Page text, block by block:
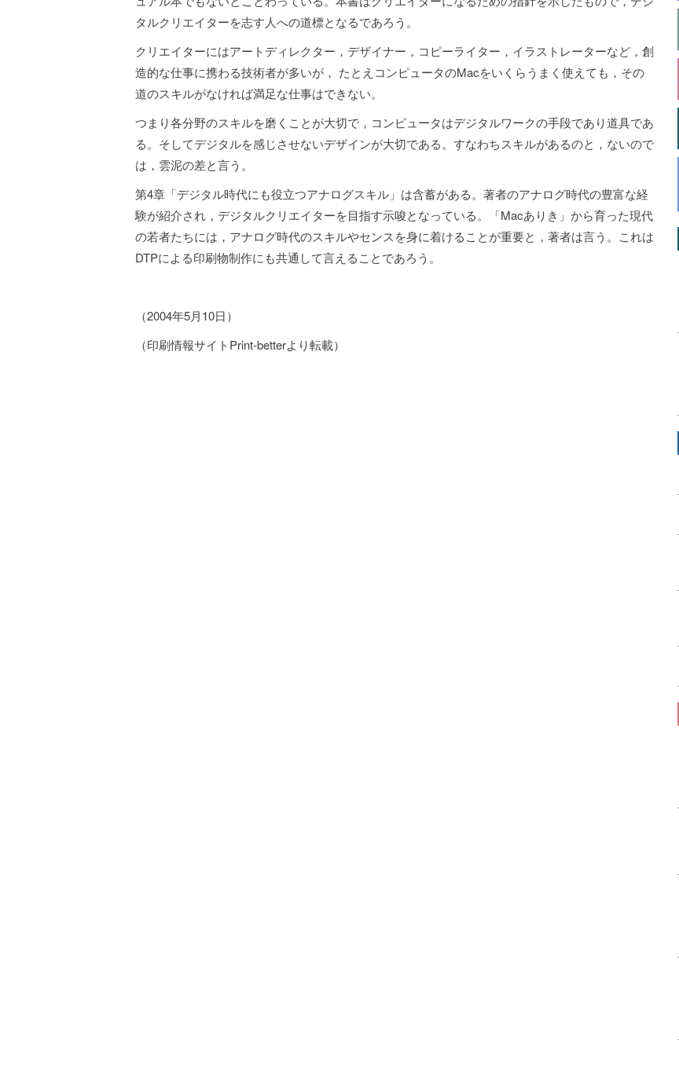
タルクリエイターを志す人への道標となるであろう。
クリエイターにはアートディレクター，デザイナー，コピーライター，イラストレーターなど，創
造的な仕事に携わる技術者が多いが， たとえコンピュータのMacをいくらうまく使えても，その
道のスキルがなければ満足な仕事はできない。
つまり各分野のスキルを磨くことが大切で，コンピュータはデジタルワークの手段であり道具であ
る。そしてデジタルを感じさせないデザインが大切である。すなわちスキルがあるのと，ないので
は，雲泥の差と言う。
第4章「デジタル時代にも役立つアナログスキル」は含蓄がある。著者のアナログ時代の豊富な経
験が紹介され，デジタルクリエイターを目指す示唆となっている。「Macありき」から育った現代
の若者たちには，アナログ時代のスキルやセンスを身に着けることが重要と，著者は言う。これは
DTPによる印刷物制作にも共通して言えることであろう。
（2004年5月10日）
（印刷情報サイトPrint-betterより転載）